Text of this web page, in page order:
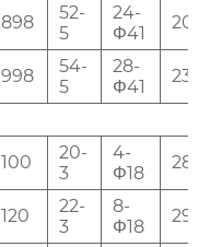
898
52-
5
24-
Φ41
998
54-
5
28-
Φ41
100
20-
3
4-
Φ18
285
120
22-
3
8-
Φ18
298